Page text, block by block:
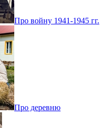
Про войну 1941-1945 гг.
Про деревню